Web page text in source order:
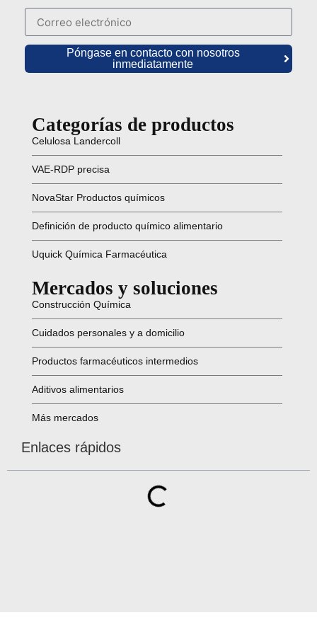
Póngase en contacto con nosotros
inmediatamente
Categorías de productos
Celulosa Landercoll
VAE-RDP precisa
NovaStar Productos químicos
Definición de producto químico alimentario
Uquick Química Farmacéutica
Mercados y soluciones
Construcción Química
Cuidados personales y a domicilio
Productos farmacéuticos intermedios
Aditivos alimentarios
Más mercados
Enlaces rápidos